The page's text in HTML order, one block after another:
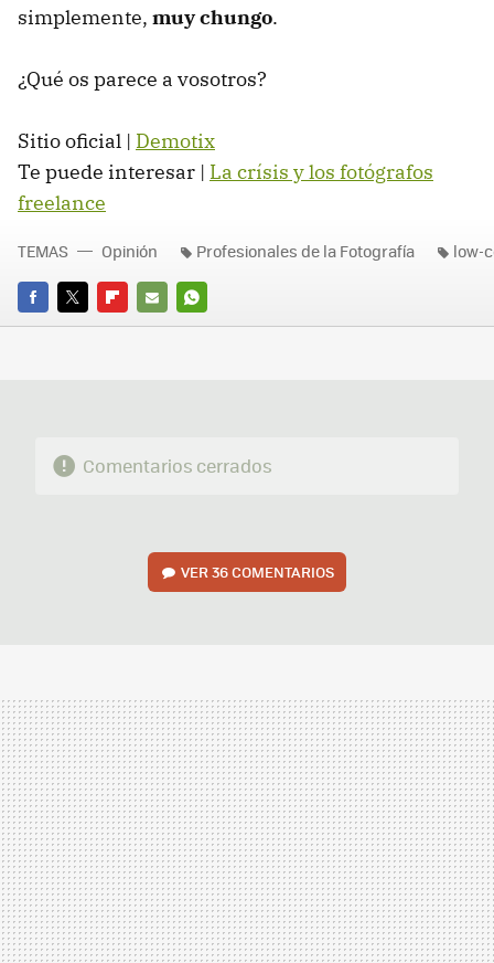
simplemente, muy chungo.
¿Qué os parece a vosotros?
Sitio oficial | Demotix
Te puede interesar | La crísis y los fotógrafos
freelance
FACEBOOK
TWITTERFLIPBOARD
E-
WHATSAPP
TEMAS Opinión Profesionales de la Fotografía low-
Comentarios cerrados
VER36 COMENTARIOS